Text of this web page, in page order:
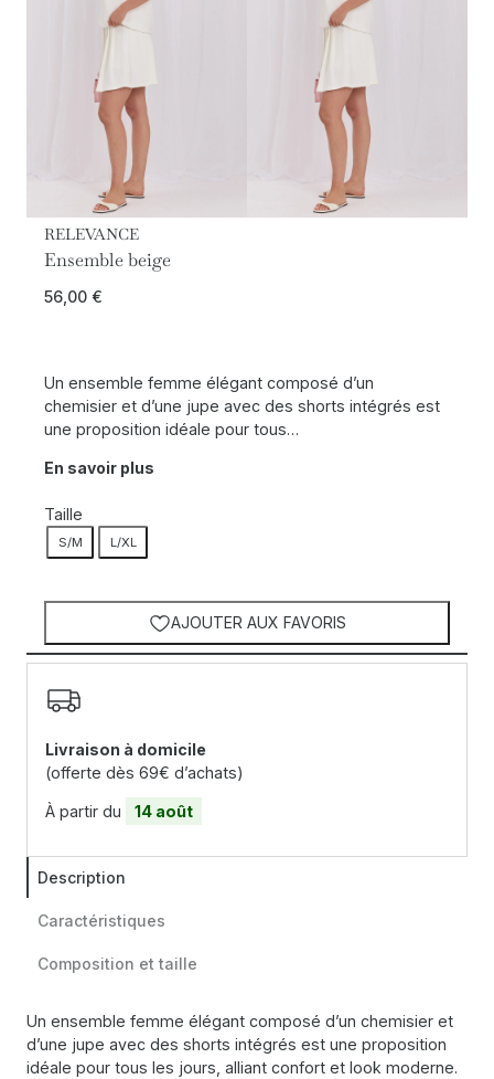
RELEVANCE
Ensemble beige
56,00 €
Un ensemble femme élégant composé d’un
chemisier et d’une jupe avec des shorts intégrés est
une proposition idéale pour tous…
En savoir plus
Taille
S/M L/XL
AJOUTER AUX FAVORIS
Livraison à domicile
(offerte dès 69€ d’achats)
À partir du 14 août
Description
Caractéristiques
Composition et taille
Un ensemble femme élégant composé d’un chemisier et
d’une jupe avec des shorts intégrés est une proposition
idéale pour tous les jours, alliant confort et look moderne.